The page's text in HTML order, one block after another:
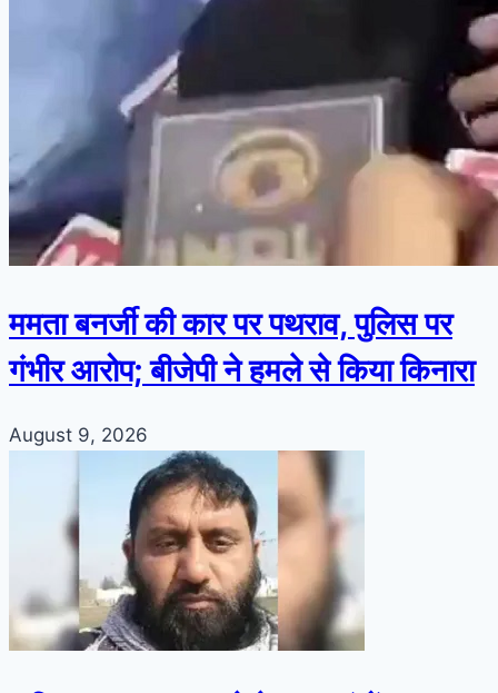
ममता बनर्जी की कार पर पथराव, पुलिस पर
गंभीर आरोप; बीजेपी ने हमले से किया किनारा
August 9, 2026